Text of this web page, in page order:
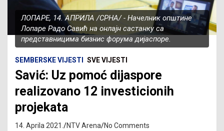
ЛОПАРЕ, 14. АПРИЛА /СРНА/ - Начелник општине
Лопаре Радо Савић на онлајн састанку са
представницима бизнис форума дијаспоре.
SEMBERSKE VIJESTI SVE VIJESTI
Savić: Uz pomoć dijaspore
realizovano 12 investicionih
projekata
14. Aprila 2021. NTV Arena No Comments